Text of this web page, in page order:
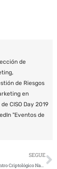
de
de Riesgos
en
CISO Day 2019
"Eventos de
SEGUE
El nuevo informe del Centro Criptológico Nacional orienta sobre el uso seguro de las redes sociales